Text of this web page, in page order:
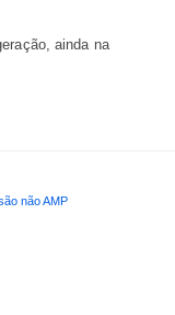
ainda na
não AMP